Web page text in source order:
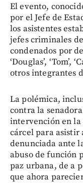
El evento,
por el Jefe de
los asistentes
jefes criminales
condenados por
‘Douglas’, ‘Tom’,
otros integrantes
La polémica,
contra la
intervención en la
cárcel para asistir
denunciada ante
abuso de función
paz urbana, de a
que ahora